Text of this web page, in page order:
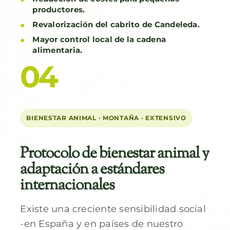
productores.
Revalorización del cabrito de Candeleda.
Mayor control local de la cadena
alimentaria.
04
BIENESTAR ANIMAL · MONTAÑA · EXTENSIVO
Protocolo de bienestar animal y
adaptación a estándares
internacionales
Existe una creciente sensibilidad social
-en España y en países de nuestro